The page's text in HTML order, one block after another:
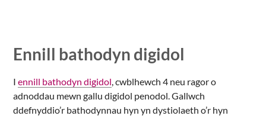
Ennill bathodyn digidol
Iennill bathodyn digidol , cwblhewch 4 neu ragor o
adnoddau mewn gallu digidol penodol. Gallwch
ddefnyddio’r bathodynnau hyn yn dystiolaeth o’r hyn